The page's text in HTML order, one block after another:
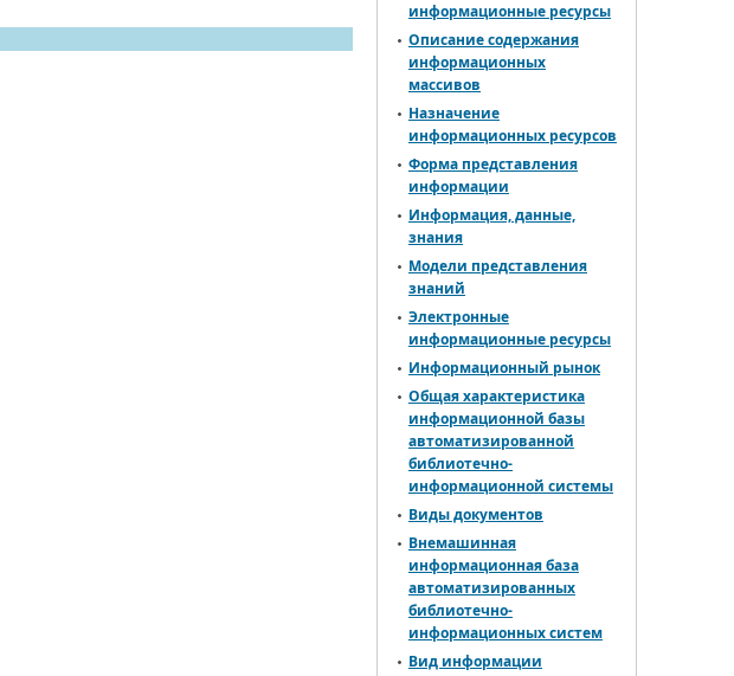
информационные ресурсы
Описание содержания
информационных
массивов
Назначение
информационных ресурсов
Форма представления
информации
Информация, данные,
знания
Модели представления
знаний
Электронные
информационные ресурсы
Информационный рынок
Общая характеристика
информационной базы
автоматизированной
библиотечно-
информационной системы
Виды документов
Внемашинная
информационная база
автоматизированных
библиотечно-
информационных систем
Вид информации